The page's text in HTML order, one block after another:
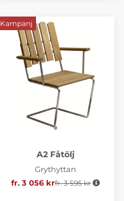
Kampanj
A2 Fåtölj
Grythyttan
fr. 3 056 krOrdinarie pris:
fr. 3 595 kr